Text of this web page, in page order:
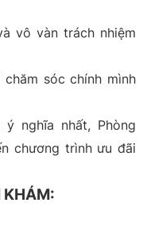
vô vàn trách nhiệm
sóc chính mình
nghĩa nhất, Phòng
chương trình ưu đãi
KHÁM: